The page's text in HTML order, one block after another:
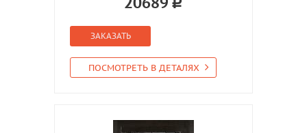
ЗАКАЗАТЬ
ПОСМОТРЕТЬ В ДЕТАЛЯХ